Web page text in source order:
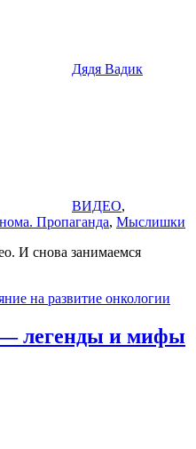
Дядя Вадик
ВИДЕО,
Пропаганда, Мыслишки
И снова занимаемся
легенды и мифы